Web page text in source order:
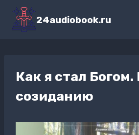
Перейти
содержимому
24audiobook.ru
Как я стал Богом.
созиданию